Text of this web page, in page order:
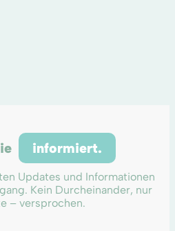
informiert.
Updates und Informationen
Kein Durcheinander, nur
– versprochen.